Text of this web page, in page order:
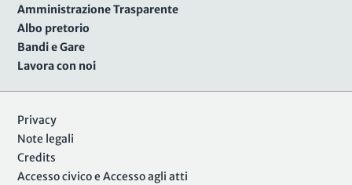
Amministrazione Trasparente
Albo pretorio
Bandi e Gare
Lavora con noi
Privacy
Note legali
Credits
Accesso civico e Accesso agli atti